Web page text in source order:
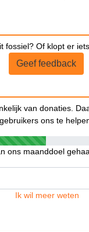
fossiel? Of klopt er
Geef feedback
van donaties.
gebruikers ons te
ons maanddoel
Ik wil meer weten